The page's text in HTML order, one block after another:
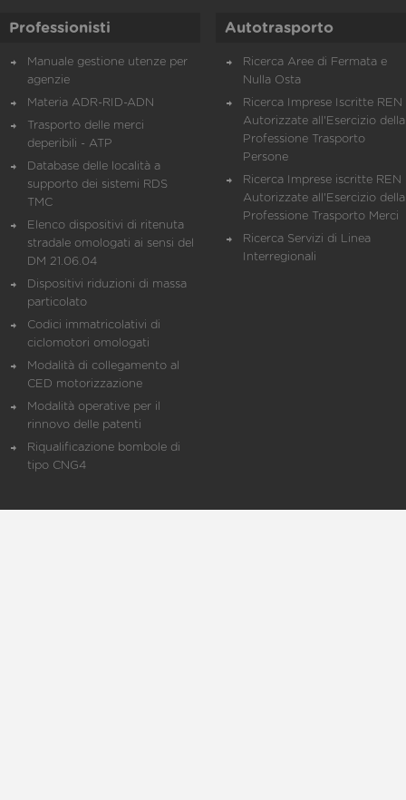
Professionisti
Manuale gestione utenze per
agenzie
Materia ADR-RID-ADN
Trasporto delle merci
deperibili - ATP
Database delle località a
supporto dei sistemi RDS
TMC
Elenco dispositivi di ritenuta
stradale omologati ai sensi del
DM 21.06.04
Dispositivi riduzioni di massa
particolato
Codici immatricolativi di
ciclomotori omologati
Modalità di collegamento al
CED motorizzazione
Modalità operative per il
rinnovo delle patenti
Riqualificazione bombole di
tipo CNG4
Autotrasporto
Ricerca Aree di Fermata e
Nulla Osta
Ricerca Imprese Iscritte REN
Autorizzate all'Esercizio della
Professione Trasporto
Persone
Ricerca Imprese iscritte REN
Autorizzate all'Esercizio della
Professione Trasporto Merci
Ricerca Servizi di Linea
Interregionali